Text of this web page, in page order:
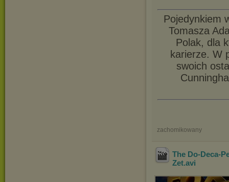
Pojedynkiem
Tomasza
Polak, dla
karierze. W
swoich
zachomikowany
The Do-Deca-
Zet.avi